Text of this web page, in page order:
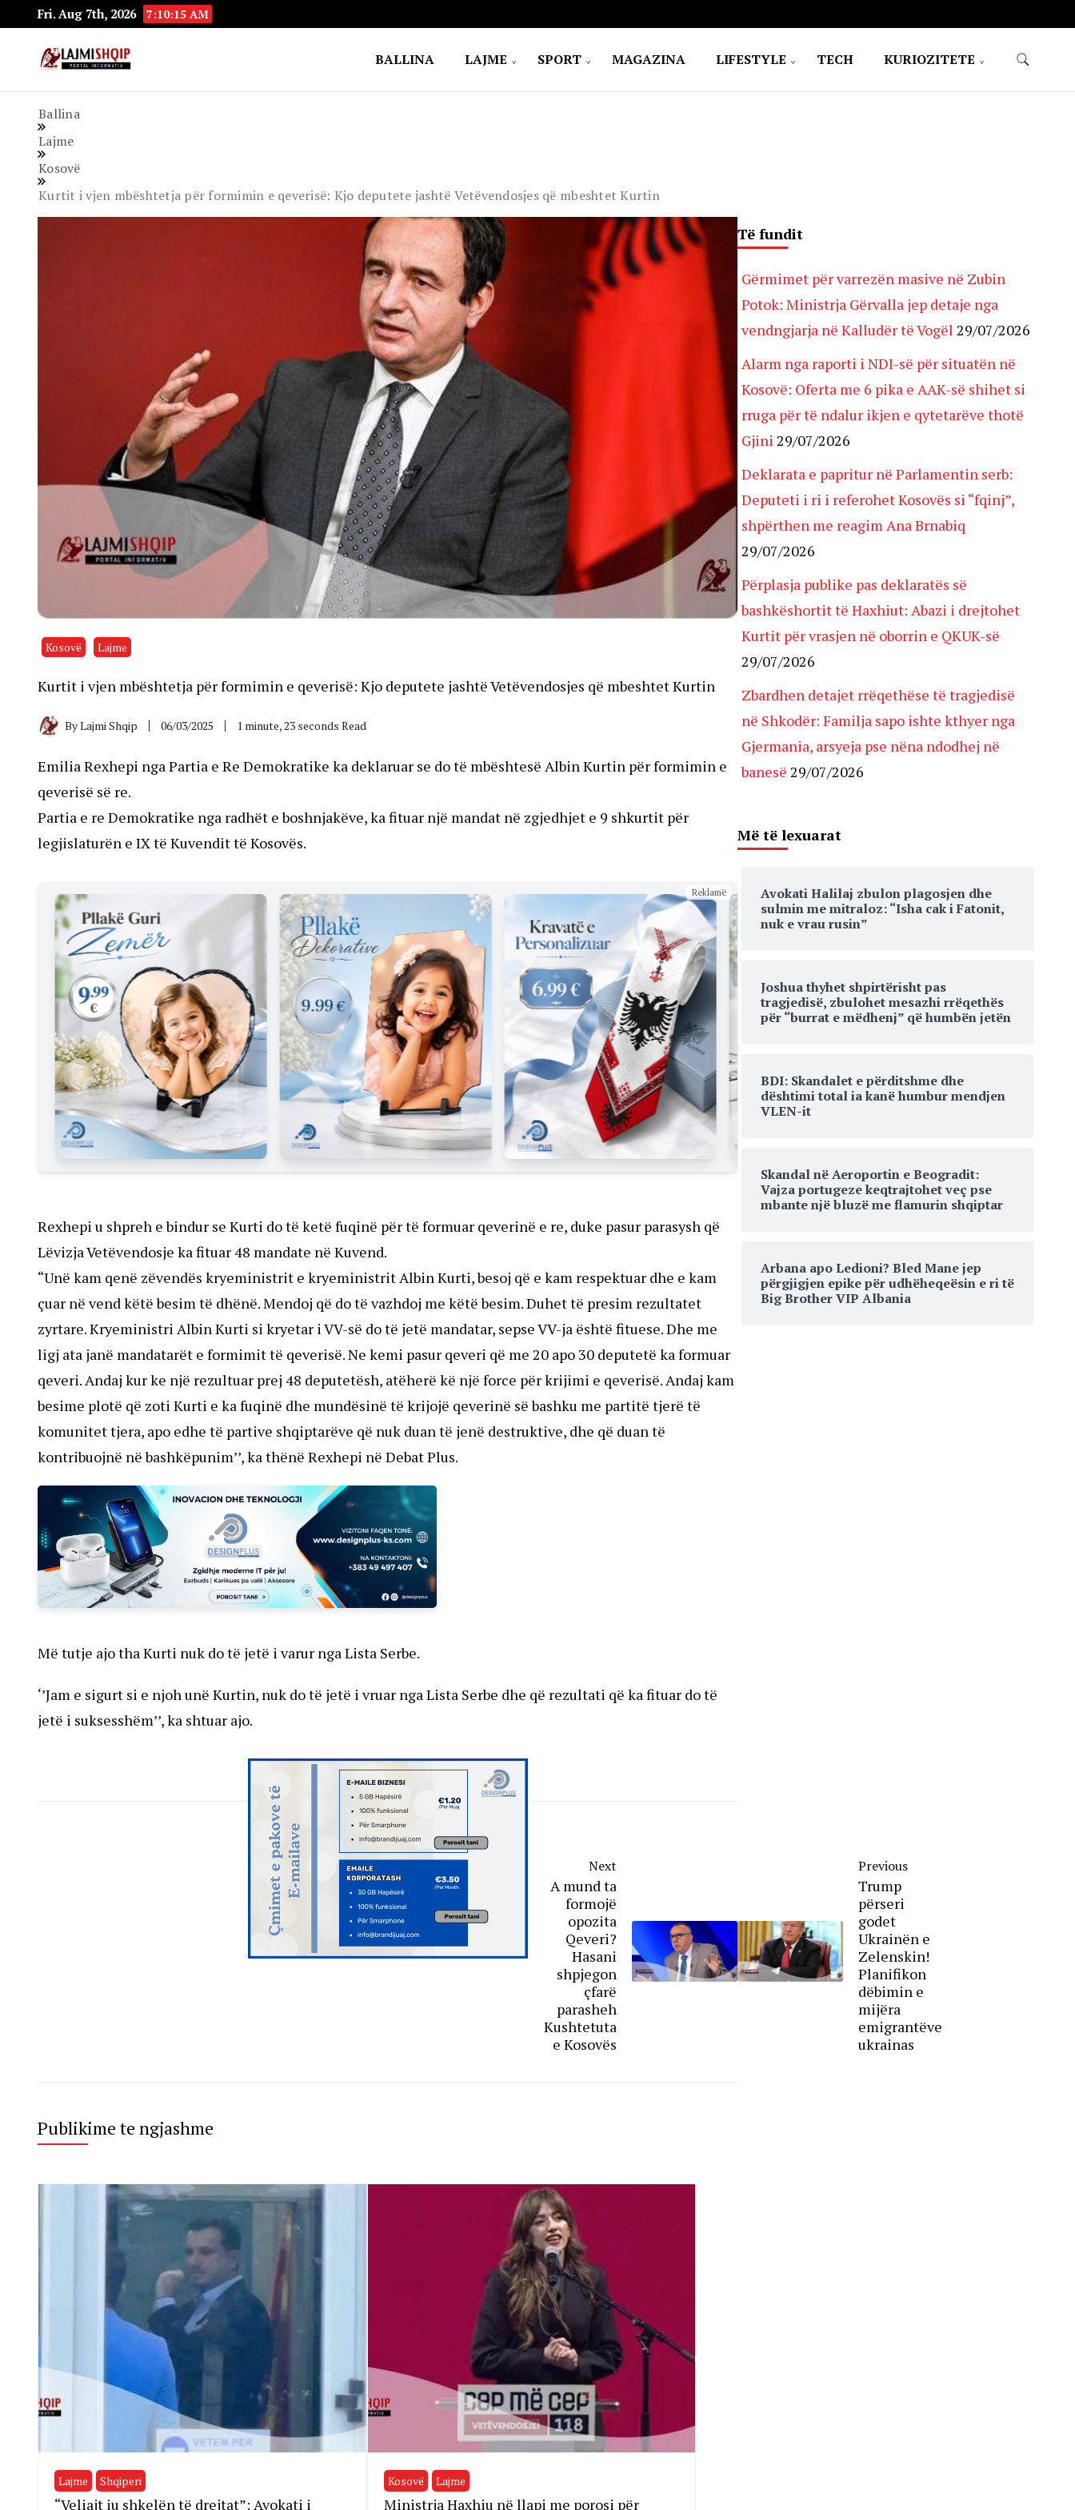
Fri. Aug 7th, 2026 7:10:16 AM
BALLINA LAJME SPORT MAGAZINA LIFESTYLE TECH KURIOZITETE
Ballina
Lajme
Kosovë
Kurtit i vjen mbështetja për formimin e qeverisë: Kjo deputete jashtë Vetëvendosjes që mbeshtet Kurtin
Kosovë Lajme
Kurtit i vjen mbështetja për formimin e qeverisë: Kjo deputete jashtë Vetëvendosjes që mbeshtet Kurtin
ByLajmi Shqip 06/03/2025 1 minute, 23 seconds Read
Emilia Rexhepi nga Partia e Re Demokratike ka deklaruar se do të mbështesë Albin Kurtin për formimin e
qeverisë së re.
Partia e re Demokratike nga radhët e boshnjakëve, ka fituar një mandat në zgjedhjet e 9 shkurtit për
legjislaturën e IX të Kuvendit të Kosovës.
Reklamë
Rexhepi u shpreh e bindur se Kurti do të ketë fuqinë për të formuar qeverinë e re, duke pasur parasysh që
Lëvizja Vetëvendosje ka fituar 48 mandate në Kuvend.
“Unë kam qenë zëvendës kryeministrit e kryeministrit Albin Kurti, besoj që e kam respektuar dhe e kam
çuar në vend këtë besim të dhënë. Mendoj që do të vazhdoj me këtë besim. Duhet të presim rezultatet
zyrtare. Kryeministri Albin Kurti si kryetar i VV-së do të jetë mandatar, sepse VV-ja është fituese. Dhe me
ligj ata janë mandatarët e formimit të qeverisë. Ne kemi pasur qeveri që me 20 apo 30 deputetë ka formuar
qeveri. Andaj kur ke një rezultuar prej 48 deputetësh, atëherë kë një force për krijimi e qeverisë. Andaj kam
besime plotë që zoti Kurti e ka fuqinë dhe mundësinë të krijojë qeverinë së bashku me partitë tjerë të
komunitet tjera, apo edhe të partive shqiptarëve që nuk duan të jenë destruktive, dhe që duan të
kontribuojnë në bashkëpunim’’, ka thënë Rexhepi në Debat Plus.
Më tutje ajo tha Kurti nuk do të jetë i varur nga Lista Serbe.
‘’Jam e sigurt si e njoh unë Kurtin, nuk do të jetë i vruar nga Lista Serbe dhe që rezultati që ka fituar do të
jetë i suksesshëm’’, ka shtuar ajo.
Previous
Trump
përseri
godet
Ukrainën e
Zelenskin!
Planifikon
dëbimin e
mijëra
emigrantëve
ukrainas
Next
A mund ta
formojë
opozita
Qeveri?
Hasani
shpjegon
çfarë
parasheh
Kushtetuta
e Kosovës
Publikime te ngjashme
Lajme Shqiperi
“Veliajt iu shkelën të drejtat”: Avokati i
Kosovë Lajme
Ministrja Haxhiu në llapi me porosi për
Të fundit
Gërmimet për varrezën masive në Zubin
Potok: Ministrja Gërvalla jep detaje nga
vendngjarja në Kalludër të Vogël 29/07/2026
Alarm nga raporti i NDI-së për situatën në
Kosovë: Oferta me 6 pika e AAK-së shihet si
rruga për të ndalur ikjen e qytetarëve thotë
Gjini 29/07/2026
Deklarata e papritur në Parlamentin serb:
Deputeti i ri i referohet Kosovës si “fqinj”,
shpërthen me reagim Ana Brnabiq
29/07/2026
Përplasja publike pas deklaratës së
bashkëshortit të Haxhiut: Abazi i drejtohet
Kurtit për vrasjen në oborrin e QKUK-së
29/07/2026
Zbardhen detajet rrëqethëse të tragjedisë
në Shkodër: Familja sapo ishte kthyer nga
Gjermania, arsyeja pse nëna ndodhej në
banesë 29/07/2026
Më të lexuarat
Avokati Halilaj zbulon plagosjen dhe
sulmin me mitraloz: “Isha cak i Fatonit,
nuk e vrau rusin”
Joshua thyhet shpirtërisht pas
tragjedisë, zbulohet mesazhi rrëqethës
për “burrat e mëdhenj” që humbën jetën
BDI: Skandalet e përditshme dhe
dështimi total ia kanë humbur mendjen
VLEN-it
Skandal në Aeroportin e Beogradit:
Vajza portugeze keqtrajtohet veç pse
mbante një bluzë me flamurin shqiptar
Arbana apo Ledioni? Bled Mane jep
përgjigjen epike për udhëheqeësin e ri të
Big Brother VIP Albania